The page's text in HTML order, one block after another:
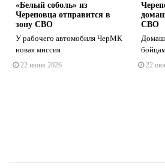
«Белый соболь» из
Череповца отправится в
зону СВО
У рабочего автомобиля ЧерМК
новая миссия
22 июня 2026
СВО
22